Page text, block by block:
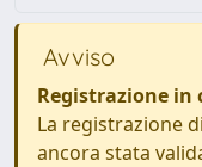
Avviso
Registrazione in
La registrazione
ancora stata